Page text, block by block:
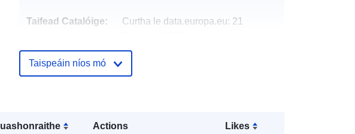
Actions Likes
Taifead Catalóige: Curtha le data.europa.eu: 21
Nuashonraithe ar data.europa.eu:
01 August 2026
50.596 ], [ 7.53982, 50.596 ], [
Taispeáin níos mó